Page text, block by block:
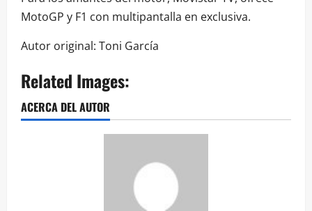
MotoGP y F1 con multipantalla en exclusiva.
Autor original: Toni García
Related Images:
ACERCA DEL AUTOR